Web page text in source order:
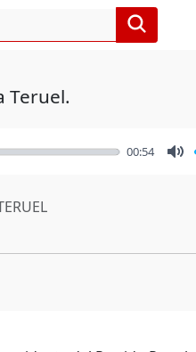
Teruel.
00:54